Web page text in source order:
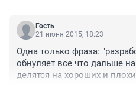
одной базе, спокойно под
налоги платить не надо,
ведь у вас на руках ПТС,
В общем ни камеры на
линию теперь не страшны.
Гость
21 июня 2015, 18:23
Одна только фраза:
обнуляет все что дальше
делятся на хороших и